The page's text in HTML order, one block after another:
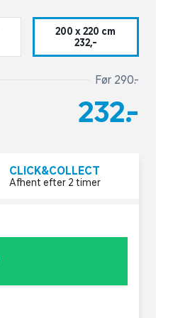
200 x 220 cm
232,-
Før 290,-
232,-
CLICK&COLLECT
Afhent efter 2 timer